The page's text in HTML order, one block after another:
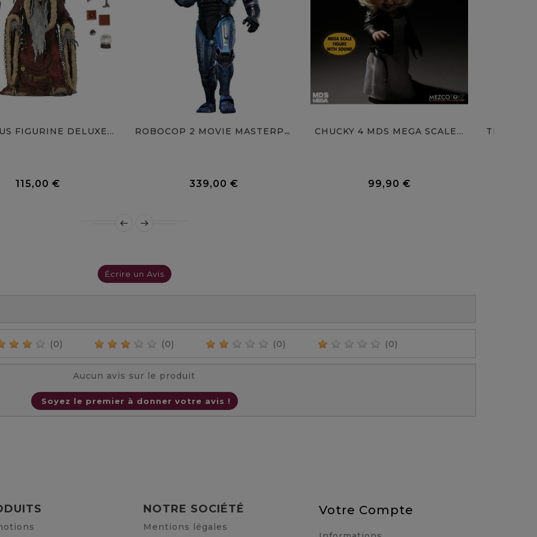
FIGURINE DELUXE...
115,00 €
ROBOCOP 2 MOVIE MASTERPIECE...
339,00 €
CHUCKY 4 MDS MEGA SCALE...
99,90 €
Écrire un Avis
(0) (0) (0) (0)
Aucun avis sur le produit
Soyez le premier à donner votre avis !
NOTRE SOCIÉTÉ
Mentions légales
Votre Compte